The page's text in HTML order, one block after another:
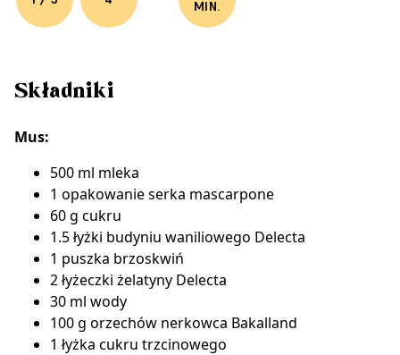
MIN.
Składniki
Mus:
500 ml mleka
1 opakowanie serka mascarpone
60 g cukru
1.5 łyżki budyniu waniliowego Delecta
1 puszka brzoskwiń
2 łyżeczki żelatyny Delecta
30 ml wody
100 g orzechów nerkowca Bakalland
1 łyżka cukru trzcinowego